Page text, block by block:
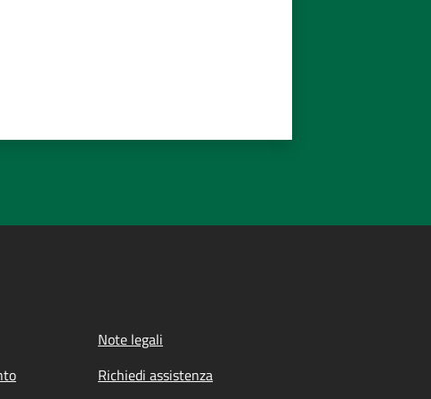
Note legali
Richiedi assistenza